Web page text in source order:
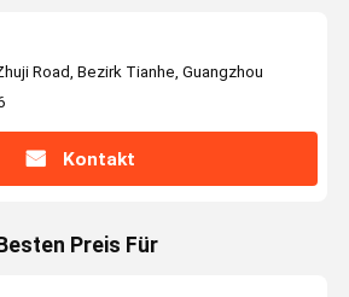
Road, Bezirk Tianhe, Guangzhou
Kontakt
Preis Für